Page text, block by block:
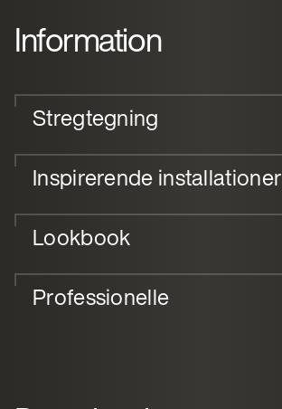
Information
Stregtegning
Inspirerende installationer
Lookbook
Professionelle